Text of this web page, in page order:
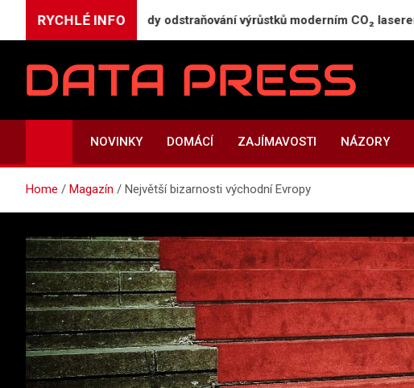
RYCHLÉ INFO
zásah: Výhody odstraňování výrůstků moderním CO₂ laserem
Data-Press.cz
NOVINKY DOMÁCÍ ZAJÍMAVOSTI NÁZORY
Home Magazín Největší bizarnosti východní Evropy